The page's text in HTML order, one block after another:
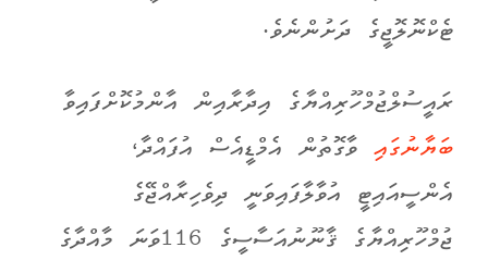
ޓެކްނޮލޮޖީގެ ދަށުންނެވެ.
ރައީސުލްޖުމްހޫރިއްޔާގެ އިދާރާއިން އާންމުކޮށްފައިވާ
ބަޔާނުގައި ވާގޮތުން އެމްޑީއެސް އުފައްދާ،
އެންސީއައިޓީ އުވާލާފައިވަނީ ދިވެހިރާއްޖޭގެ
ޖުމްހޫރިއްޔާގެ ޤާނޫނުއަސާސީގެ 116ވަނަ މާއްދާގެ